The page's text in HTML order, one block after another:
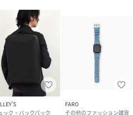
010-001 KV2912
ック・バックパック
FARO
その他のファッション雑貨